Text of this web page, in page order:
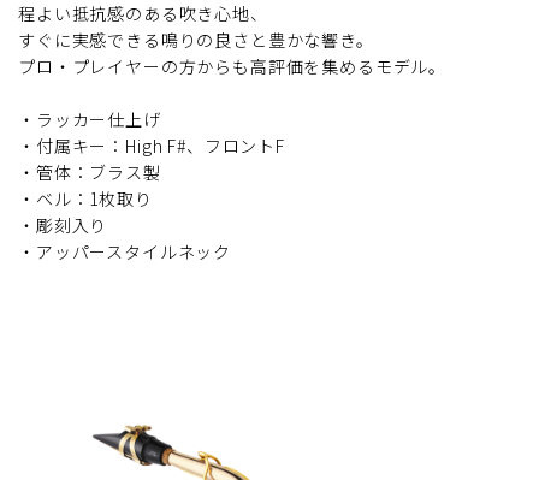
程よい抵抗感のある吹き心地、
すぐに実感できる鳴りの良さと豊かな響き。
プロ・プレイヤーの方からも高評価を集めるモデル。
・ラッカー仕上げ
・付属キー：High F#、フロントF
・管体：ブラス製
・ベル：1枚取り
・彫刻入り
・アッパースタイルネック